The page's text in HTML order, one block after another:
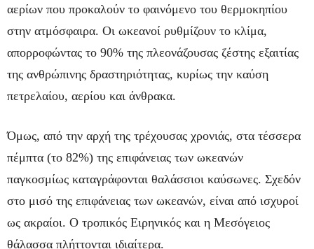
αερίων που προκαλούν το φαινόμενο του θερμοκηπίου
στην ατμόσφαιρα. Οι ωκεανοί ρυθμίζουν το κλίμα,
απορροφώντας το 90% της πλεονάζουσας ζέστης εξαιτίας
της ανθρώπινης δραστηριότητας, κυρίως την καύση
πετρελαίου, αερίου και άνθρακα.
Όμως, από την αρχή της τρέχουσας χρονιάς, στα τέσσερα
πέμπτα (το 82%) της επιφάνειας των ωκεανών
παγκοσμίως καταγράφονται θαλάσσιοι καύσωνες. Σχεδόν
στο μισό της επιφάνειας των ωκεανών, είναι από ισχυροί
ως ακραίοι. Ο τροπικός Ειρηνικός και η Μεσόγειος
θάλασσα πλήττονται ιδιαίτερα.